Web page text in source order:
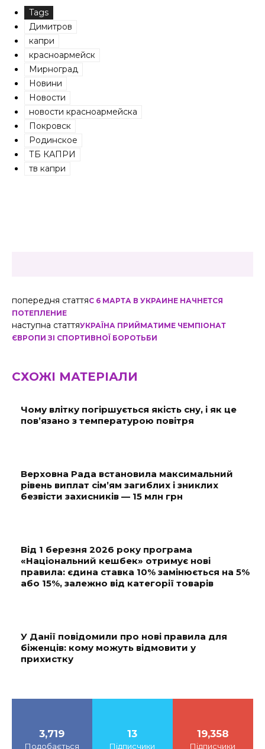
Tags
Димитров
капри
красноармейск
Мирноград
Новини
Новости
новости красноармейска
Покровск
Родинское
ТБ КАПРИ
тв капри
попередня статтяС 6 МАРТА В УКРАИНЕ НАЧНЕТСЯ
ПОТЕПЛЕНИЕ
наступна статтяУКРАЇНА ПРИЙМАТИМЕ ЧЕМПІОНАТ
ЄВРОПИ ЗІ СПОРТИВНОЇ БОРОТЬБИ
СХОЖІ МАТЕРІАЛИ
Чому влітку погіршується якість сну, і як це
пов’язано з температурою повітря
Верховна Рада встановила максимальний
рівень виплат сім’ям загиблих і зниклих
безвісти захисників — 15 млн грн
Від 1 березня 2026 року програма
«Національний кешбек» отримує нові
правила: єдина ставка 10% замінюється на 5%
або 15%, залежно від категорії товарів
У Данії повідомили про нові правила для
біженців: кому можуть відмовити у
прихистку
3,719
Подобається
13
Підписчики
19,358
Підписчики